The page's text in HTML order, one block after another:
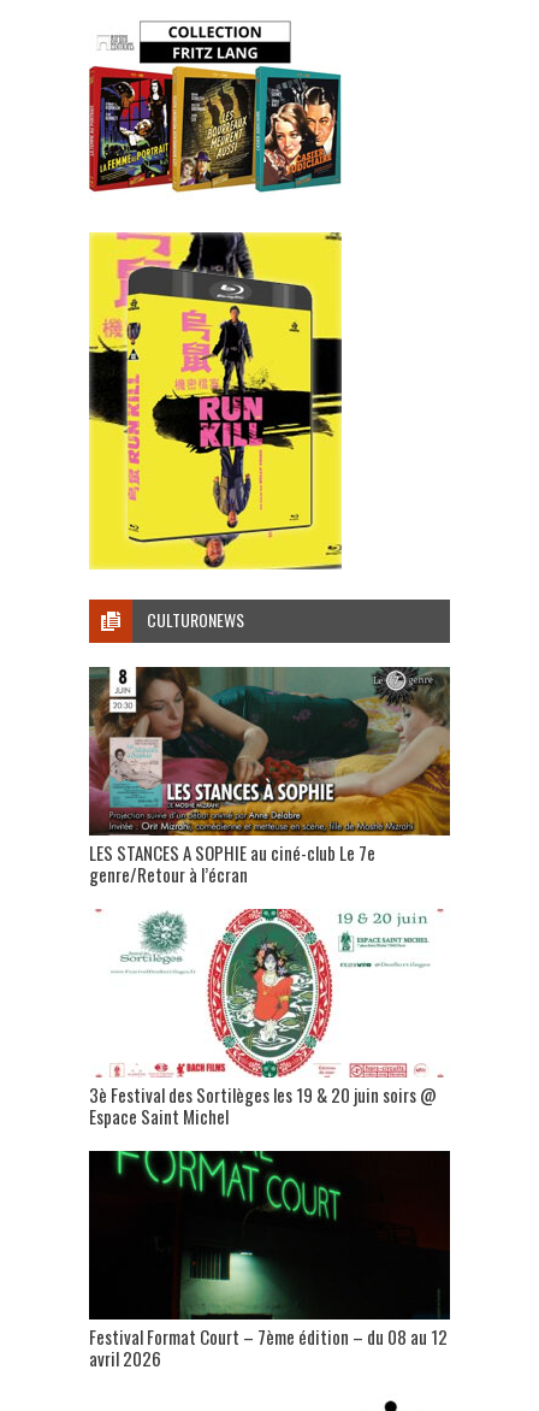
CULTURONEWS
LES STANCES A SOPHIE au ciné-club Le 7e
genre/Retour à l’écran
3è Festival des Sortilèges les 19 & 20 juin soirs @
Espace Saint Michel
Festival Format Court – 7ème édition – du 08 au 12
avril 2026